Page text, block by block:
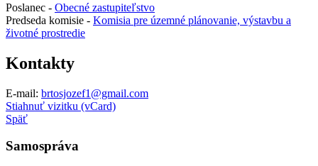
Poslanec - Obecné zastupiteľstvo
Predseda komisie - Komisia pre územné plánovanie, výstavbu a
životné prostredie
Kontakty
E-mail: brtosjozef1@gmail.com
Stiahnuť vizitku (vCard)
Späť
Samospráva